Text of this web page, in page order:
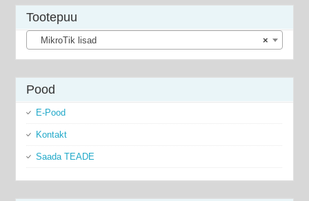
Tootepuu
×
MikroTik lisad
Pood
E-Pood
Kontakt
Saada TEADE